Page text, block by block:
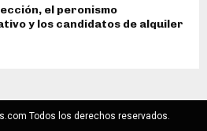
el peronismo
y los candidatos de alquiler
Todos los derechos reservados.